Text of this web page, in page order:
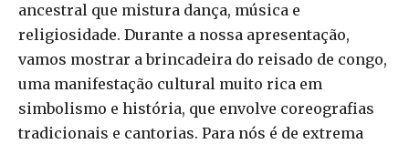
ancestral que mistura dança, música e
religiosidade. Durante a nossa apresentação,
vamos mostrar a brincadeira do reisado de congo,
uma manifestação cultural muito rica em
simbolismo e história, que envolve coreografias
tradicionais e cantorias. Para nós é de extrema